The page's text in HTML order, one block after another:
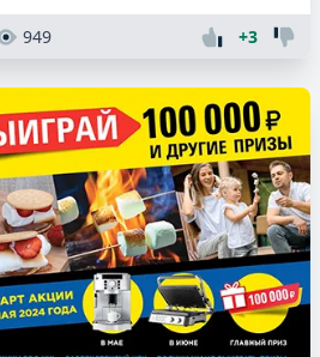
949 +3